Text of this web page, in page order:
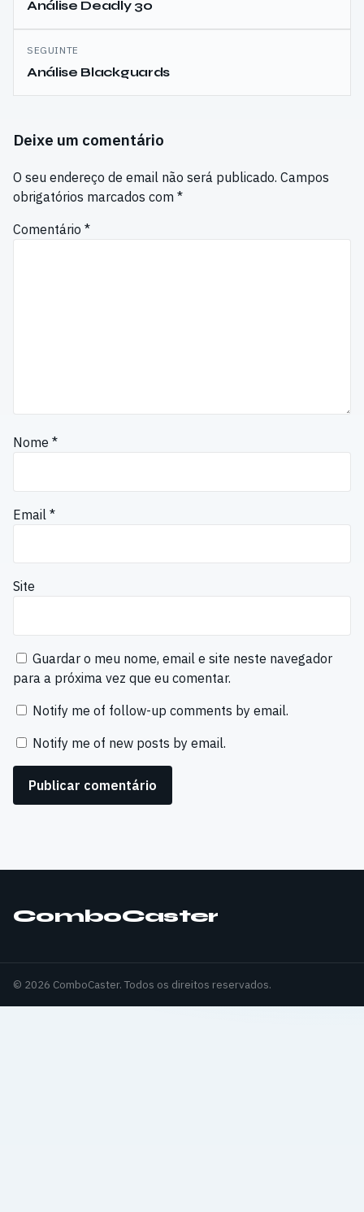
de
artigos
Análise Deadly 30
SEGUINTE
Análise Blackguards
Deixe um comentário
O seu endereço de email não será publicado. Campos
obrigatórios marcados com *
Comentário *
Nome *
Email *
Site
Guardar o meu nome, email e site neste navegador
para a próxima vez que eu comentar.
Notify me of follow-up comments by email.
Notify me of new posts by email.
ComboCaster
© 2026 ComboCaster. Todos os direitos reservados.